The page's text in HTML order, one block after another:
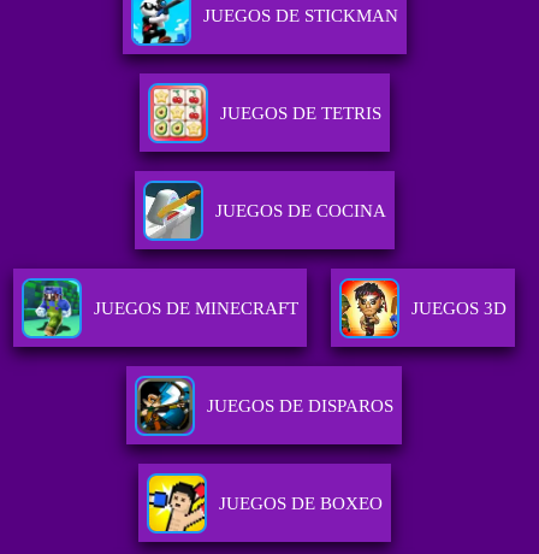
JUEGOS DE STICKMAN
JUEGOS DE TETRIS
JUEGOS DE COCINA
JUEGOS DE MINECRAFT JUEGOS 3D
JUEGOS DE DISPAROS
JUEGOS DE BOXEO